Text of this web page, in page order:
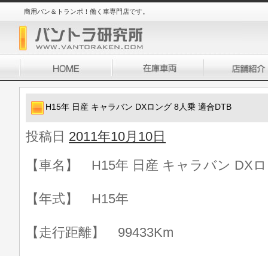
商用バン＆トランポ！働く車専門店です。
H15年 日産 キャラバン DXロング 8人乗 適合DTB
投稿日 2011年10月10日
【車名】 H15年 日産 キャラバン DX
【年式】 H15年
【走行距離】 99433Km